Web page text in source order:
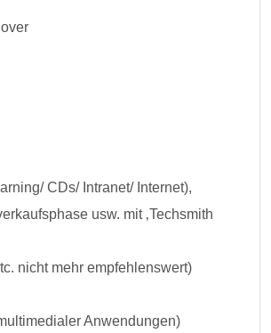
CDs/ Intranet/ Internet),
usw. mit ‚Techsmith
nicht mehr empfehlenswert)
Anwendungen)